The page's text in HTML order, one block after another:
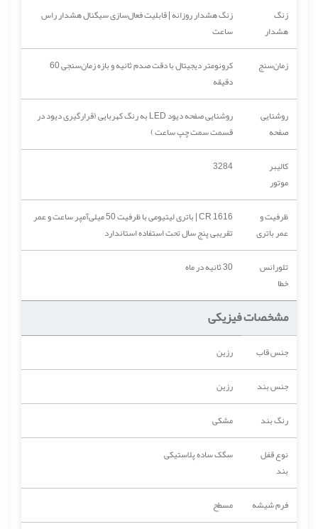
زنگ
هشدار
زنگ هشدار روزانه | قابلیت فعال‌سازی سیگنال هشدار راس
ساعت
زمان‌سنج
کرونومتر دیجیتال با دقت صدم ثانیه و بازه زمان‌سنجی 60
دقیقه
روشنایی
صفحه
روشنایی صفحه دیود LED به رنگ کهربایی (قرارگیری دیود در
قسمت سمت چپ ساعت )
کالیبر
موتور
3284
ظرفیت و
عمر باتری
CR 1616 | باتری لیتیومی با ظرفیت 50 میلی‌آمپر ساعت و عمر
تقریبی پنج سال تحت استفاده استاندارد
تلورانس
خطا
30 ثانیه در ماه
مشخصات فیزیکی
جنس قاب
رزین
جنس بند
رزین
رنگ بند
مشکی
نوع قفل
بند
سگک ساده پلاستیکی
فرم شیشه
مسطح